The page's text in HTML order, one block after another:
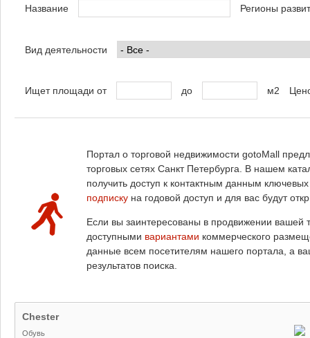
Название Регионы
Вид деятельности
Ищет площади от до м2
Портал о торговой недвижимости gotoMall
торговых сетях Санкт Петербурга. В нашем
получить доступ к контактным данным
подписку на годовой доступ и для вас будут
Если вы заинтересованы в продвижении вашей
доступными вариантами коммерческого
данные всем посетителям нашего портала, а
результатов поиска.
Chester
Обувь